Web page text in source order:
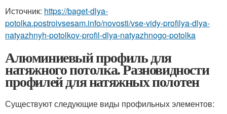
Источник: https://baget-dlya-
potolka.postroivsesam.info/novosti/vse-vidy-profilya-dlya-
natyazhnyh-potolkov-profil-dlya-natyazhnogo-potolka
Алюминиевый профиль для
натяжного потолка. Разновидности
профилей для натяжных полотен
Существуют следующие виды профильных элементов: